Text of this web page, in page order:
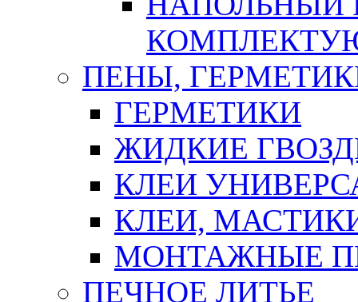
ПЕНЫ,
ГЕРМЕТИКИ
ЖИДКИЕ
КЛЕИ
КЛЕИ,
МОНТАЖНЫЕ
ПЕЧНОЕ ЛИТЬЕ